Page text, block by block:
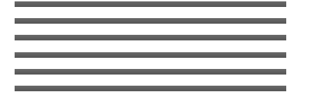
レイクのタイヤ交換
エアコン室外機がタイヤを劣化させる！オゾ
ンクラッキング
キャンピングカーの清水タンクを清掃（塩素
について考える）
コロナのウインドエアコンをキャンピングカ
ーに取り付け
ANA国内線システムリニューアルでちょっと
得した話
ANAワイドゴールドVISA/MASTERはSFCに
切り替えても年会費追加徴収はなし
タイヤをミシュランAGILISキャンピングに交